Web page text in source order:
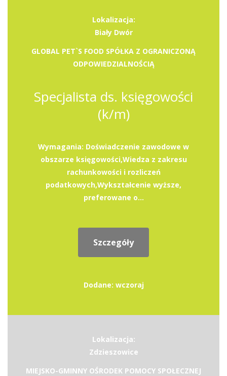
Lokalizacja:
Biały Dwór
GLOBAL PET`S FOOD SPÓŁKA Z OGRANICZONĄ
ODPOWIEDZIALNOŚCIĄ
Specjalista ds. księgowości
(k/m)
Wymagania: Doświadczenie zawodowe w
obszarze księgowości,Wiedza z zakresu
rachunkowości i rozliczeń
podatkowych,Wykształcenie wyższe,
preferowane o...
Szczegóły
Dodane: wczoraj
Lokalizacja:
Zdzieszowice
MIEJSKO-GMINNY OŚRODEK POMOCY SPOŁECZNEJ